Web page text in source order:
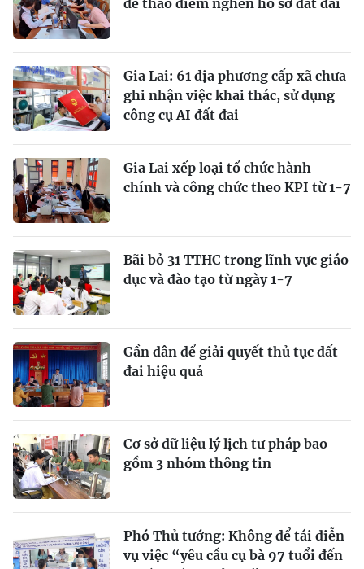
để tháo điểm nghẽn hồ sơ đất đai
Gia Lai: 61 địa phương cấp xã chưa
ghi nhận việc khai thác, sử dụng
công cụ AI đất đai
Gia Lai xếp loại tổ chức hành
chính và công chức theo KPI từ 1-7
Bãi bỏ 31 TTHC trong lĩnh vực giáo
dục và đào tạo từ ngày 1-7
Gần dân để giải quyết thủ tục đất
đai hiệu quả
Cơ sở dữ liệu lý lịch tư pháp bao
gồm 3 nhóm thông tin
Phó Thủ tướng: Không để tái diễn
vụ việc “yêu cầu cụ bà 97 tuổi đến